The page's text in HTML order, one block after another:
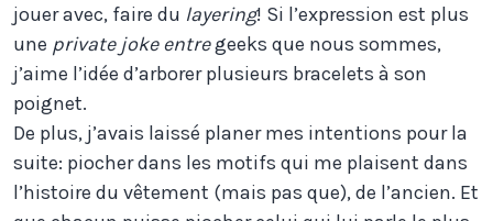
jouer avec, faire du layering! Si l’expression est plus
une private joke entregeeks que nous sommes,
j’aime l’idée d’arborer plusieurs bracelets à son
poignet.
De plus, j’avais laissé planer mes intentions pour la
suite: piocher dans les motifs qui me plaisent dans
l’histoire du vêtement (mais pas que), de l’ancien. Et